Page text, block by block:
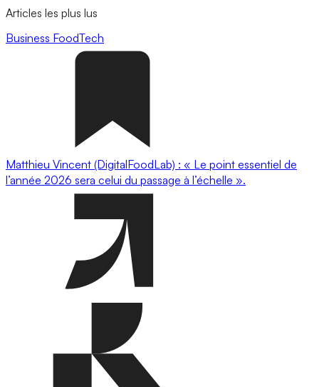
Articles les plus lus
Business FoodTech
Matthieu Vincent (DigitalFoodLab) : « Le point essentiel de
l’année 2026 sera celui du passage à l’échelle ».